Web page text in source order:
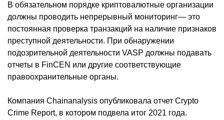
В обязательном порядке криптовалютные организации
должны проводить непрерывный мониторинг— это
постоянная проверка транзакций на наличие признаков
преступной деятельности. При обнаружении
подозрительной деятельности VASP должны подавать
отчеты в FinCEN или другие соответствующие
правоохранительные органы.
Компания Chainanalysis опубликовала отчет Crypto
Crime Report, в котором подвела итог 2021 года.